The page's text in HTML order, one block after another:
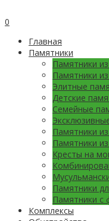
0
Главная
Памятники
Памятники
Памятники
Элитные
Детские
Семейные
Памятники
Памятники
Кресты на
Памятники
Памятники с
Комплексы